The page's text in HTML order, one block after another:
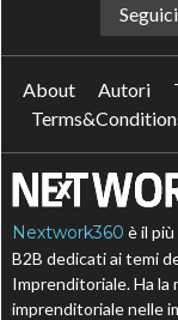
Seguici
About Autori
Nextwork360 è il
B2B dedicati ai temi
Imprenditoriale. Ha
imprenditoriale nelle